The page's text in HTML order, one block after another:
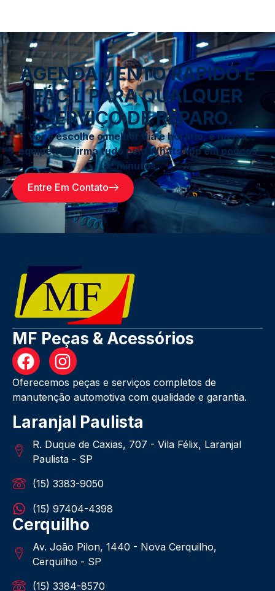
AGENDAMENTO RÁPIDO E
FÁCIL PARA QUALQUER
SERVIÇO DE REPARO.
Você escolhe o melhor dia e horário, e nossa
equipe confirma tudo pelo WhatsApp em poucos
minutos.
Entre Em Contato
MF Peças & Acessórios
Oferecemos peças e serviços completos de
manutenção automotiva com qualidade e garantia.
Laranjal Paulista
R. Duque de Caxias, 707 - Vila Félix, Laranjal
Paulista - SP
(15) 3383-9050
(15) 97404-4398
Cerquilho
Av. João Pilon, 1440 - Nova Cerquilho,
Cerquilho - SP
(15) 3384-8570